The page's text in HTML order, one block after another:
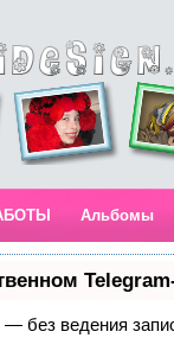
Альбомы
— без ведения